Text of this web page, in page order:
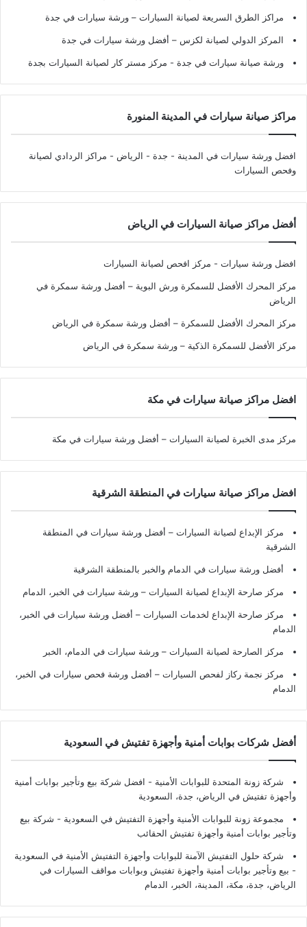
مراكز الطرق السريعة لصيانة السيارات – ورشة سيارات في جدة
المركز الدولي لصيانة لكزس – أفضل ورشة سيارات في جدة
ورشة صيانة سيارات في جدة - مركز مستر كار لصيانة السيارات بجدة
مراكز صيانة سيارات في المدينة المنورة
افضل ورشة سيارات في المدينة - جدة - الرياض - مراكز الردادي لصيانة
وفحص السيارات
أفضل مراكز صيانة السيارات في الرياض
افضل ورشة سيارات - مركز افحص لصيانة السيارات
مركز المحرك الأفضل للسمكرة ورش البوية – أفضل ورشة سمكرة في
الرياض
مركز المحرك الأفضل للسمكرة – أفضل ورشة سمكرة في الرياض
مركز الأفضل للسمكرة الذكية – ورشة سمكرة في الرياض
افضل مراكز صيانة سيارات في مكة
مركز مدى الخبرة لصيانة السيارات – أفضل ورشة سيارات في مكة
افضل مراكز صيانة سيارات في المنطقة الشرقية
مركز الإبداع لصيانة السيارات – أفضل ورشة سيارات في المنطقة
الشرقية
أفضل ورشة سيارات في الدمام والخبر بالمنطقة الشرقية
مركز صارحة الإبداع لصيانة السيارات – ورشة سيارات في الخبر، الدمام
مركز صارحة الإبداع لخدمات السيارات – أفضل ورشة سيارات في الخبر،
الدمام
مركز الصارحة لصيانة السيارات – ورشة سيارات في الدمام، الخبر
مركز نجمة ركاز لفحص السيارات – أفضل ورشة فحص سيارات في الخبر،
الدمام
أفضل شركات بوابات أمنية وأجهزة تفتيش في السعودية
شركة زونة المتحدة للبوابات الأمنية - افضل شركة بيع وتأجير بوابات أمنية
وأجهزة تفتيش في الرياض، جدة، السعودية
مجموعة زونة للبوابات الأمنية وأجهزة التفتيش في السعودية - شركة بيع
وتأجير بوابات أمنية وأجهزة تفتيش الحقائب
شركة حلول التفتيش الآمنة للبوابات وأجهزة التفتيش الأمنية في السعودية
- بيع وتأجير بوابات أمنية وأجهزة تفتيش وبوابات مواقف السيارات في
الرياض، جدة، مكة، المدينة، الخبر، الدمام